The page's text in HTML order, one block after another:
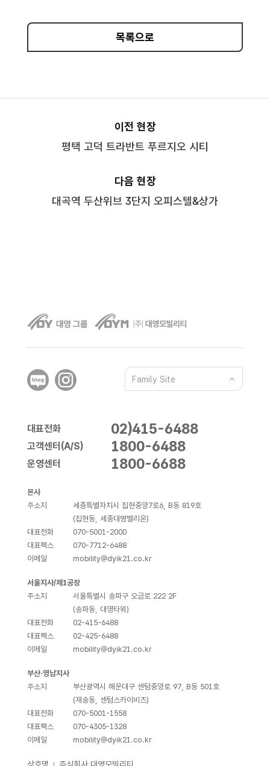
목록으로
이전 현장
평택 고덕 트라반트 푸르지오 시티
다음 현장
대곡역 두산위브 3단지 오피스텔&상가
Family Site
대표전화 02)415-6488
고객센터(A/S) 1800-6488
운영센터 1800-6688
본사
주소지
세종특별자치시 집현중앙7로6, B동 819호
(집현동, 세종대명벨리온)
대표전화
070-5001-2000
대표팩스
070-7712-6488
이메일
mobility@dyik21.co.kr
서울지사/제1공장
주소지
서울특별시 송파구 오금로 222 2F
(송파동, 대영타워)
대표전화
02-415-6488
대표팩스
02-425-6488
이메일
mobility@dyik21.co.kr
부산·영남지사
주소지
부산광역시 해운대구 센텀중앙로 97, B동 501호
(재송동, 센텀스카이비즈)
대표전화
070-5001-1558
대표팩스
070-4305-1328
이메일
mobility@dyik21.co.kr